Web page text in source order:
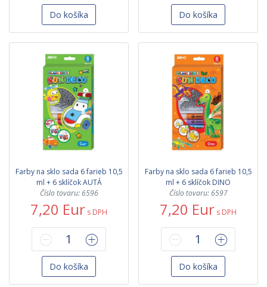
Do košíka Do košíka
Farby na sklo sada 6 farieb 10,5
ml + 6 sklíčok AUTÁ
Číslo tovaru: 6596
7,20 Eur s DPH
Do košíka
Farby na sklo sada 6 farieb 10,5
ml + 6 sklíčok DINO
Číslo tovaru: 6597
7,20 Eur s DPH
Do košíka